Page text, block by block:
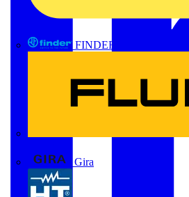
FINDER
Gira